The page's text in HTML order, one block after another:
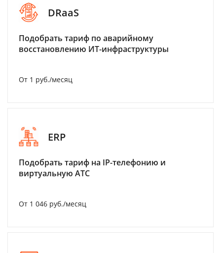
DRaaS
Подобрать тариф по аварийному
восстановлению ИТ-инфраструктуры
От 1 руб./месяц
ERP
Подобрать тариф на IP-телефонию и
виртуальную АТС
От 1 046 руб./месяц